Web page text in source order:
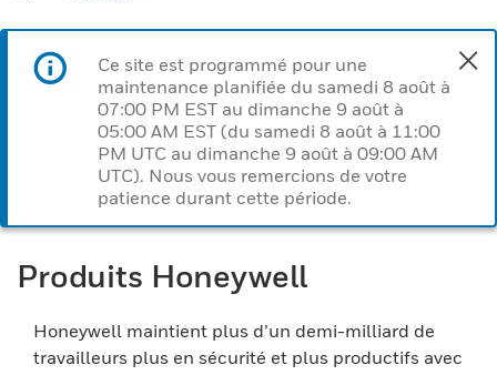
Ce site est programmé pour une
maintenance planifiée du samedi 8 août à
07:00 PM EST au dimanche 9 août à
05:00 AM EST (du samedi 8 août à 11:00
PM UTC au dimanche 9 août à 09:00 AM
UTC). Nous vous remercions de votre
patience durant cette période.
Produits Honeywell
Honeywell maintient plus d’un demi-milliard de
travailleurs plus en sécurité et plus productifs avec